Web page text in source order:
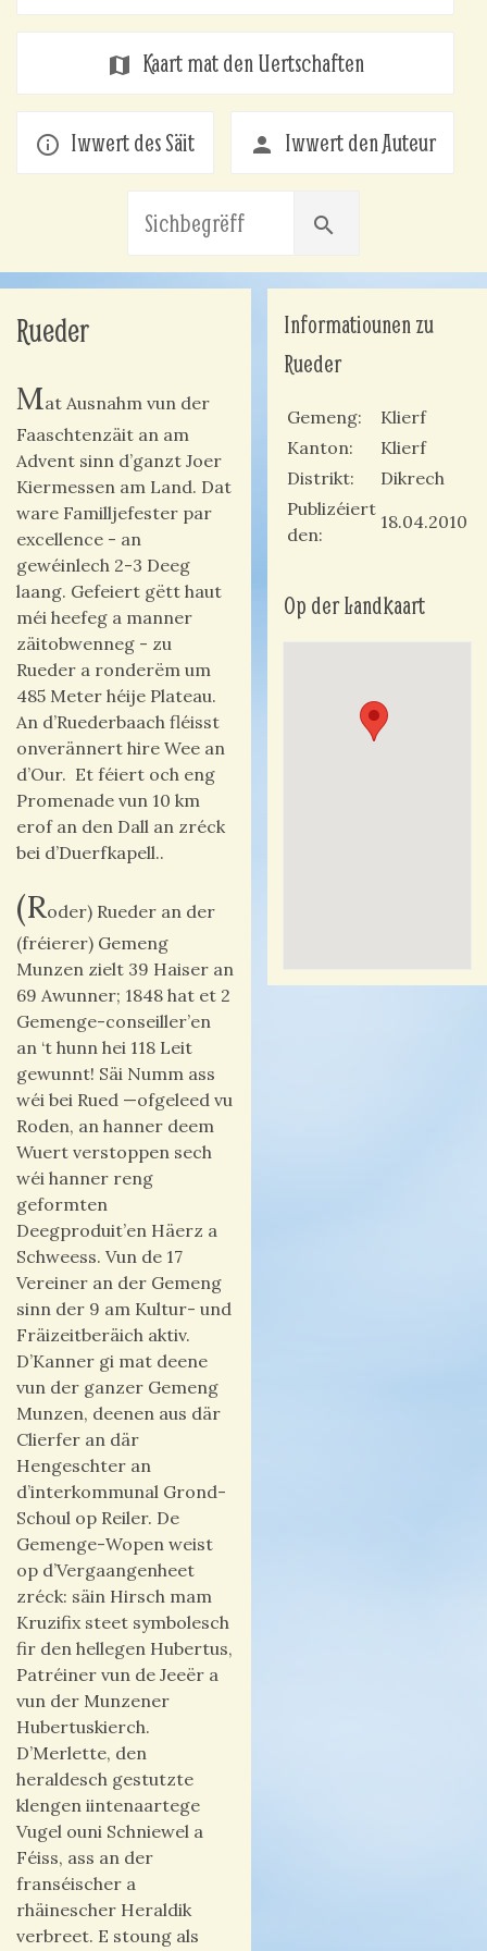
map Kaart mat den Uertschaften
info_outline Iwwert des Säit person Iwwert den Auteur
search
Rueder
Mat Ausnahm vun der
Faaschtenzäit an am
Advent sinn d’ganzt Joer
Kiermessen am Land. Dat
ware Familljefester par
excellence - an
gewéinlech 2-3 Deeg
laang. Gefeiert gëtt haut
méi heefeg a manner
zäitobwenneg - zu
Rueder a ronderëm um
485 Meter héije Plateau.
An d’Ruederbaach fléisst
onverännert hire Wee an
d’Our. Et féiert och eng
Promenade vun 10 km
erof an den Dall an zréck
bei d’Duerfkapell..
(Roder) Rueder an der
(fréierer) Gemeng
Munzen zielt 39 Haiser an
69 Awunner; 1848 hat et 2
Gemenge-conseiller’en
an ‘t hunn hei 118 Leit
gewunnt! Säi Numm ass
wéi bei Rued —ofgeleed vu
Roden, an hanner deem
Wuert verstoppen sech
wéi hanner reng
geformten
Deegproduit’en Häerz a
Schweess. Vun de 17
Vereiner an der Gemeng
sinn der 9 am Kultur- und
Fräizeitberäich aktiv.
D’Kanner gi mat deene
vun der ganzer Gemeng
Munzen, deenen aus där
Clierfer an där
Hengeschter an
d’interkommunal Grond-
Schoul op Reiler. De
Gemenge-Wopen weist
op d’Vergaangenheet
zréck: säin Hirsch mam
Kruzifix steet symbolesch
fir den hellegen Hubertus,
Patréiner vun de Jeeër a
vun der Munzener
Hubertuskierch.
D’Merlette, den
heraldesch gestutzte
klengen iintenaartege
Vugel ouni Schniewel a
Féiss, ass an der
franséischer a
rhäinescher Heraldik
verbreet. E stoung als
Informatiounen zu
Rueder
Gemeng
Klierf
Kanton
Klierf
Distrikt
Dikrech
Publizéiert
den
18.04.2010
Op der Landkaart